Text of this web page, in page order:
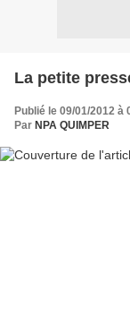
La petite
Publié le 09/01/2012 à
Par NPA QUIMPER